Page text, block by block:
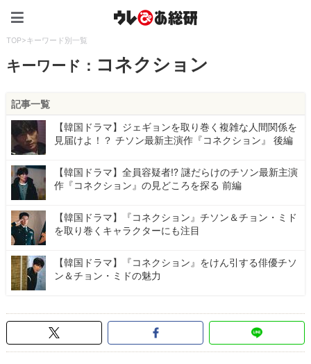
TOP>キーワード別一覧
キーワード： コネクション
記事一覧
【韓国ドラマ】ジェギョンを取り巻く複雑な人間関係を
見届けよ！？ チソン最新主演作『コネクション』 後編
【韓国ドラマ】全員容疑者⁉ 謎だらけのチソン最新主演
作『コネクション』の見どころを探る 前編
【韓国ドラマ】『コネクション』チソン＆チョン・ミド
を取り巻くキャラクターにも注目
【韓国ドラマ】『コネクション』をけん引する俳優チソ
ン＆チョン・ミドの魅力